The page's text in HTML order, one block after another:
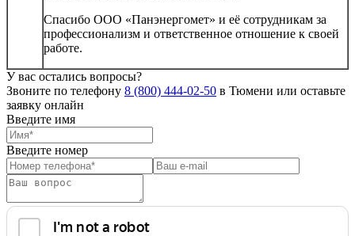
Спасибо ООО «Панэнергомет» и её сотрудникам за
профессионализм и ответственное отношение к своей
работе.
У вас остались вопросы?
Звоните по телефону 8 (800) 444-02-50 в Тюмени или оставьте
заявку онлайн
Введите имя
Введите номер